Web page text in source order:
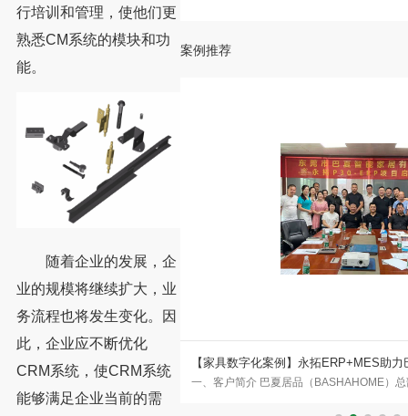
行培训和管理，使他们更
熟悉CM系统的模块和功
能。
随着企业的发展，企
业的规模将继续扩大，业
务流程也将发生变化。因
此，企业应不断优化
CRM系统，使CRM系统
能够满足企业当前的需
案例推荐
转型
艺品五金制品的外贸企业，拥有
新金属上线永拓五金ERP，是
【家具数字化案例】永拓ERP+MES助
新阶段
一、客户简介 巴夏居品（BASHAHOME）